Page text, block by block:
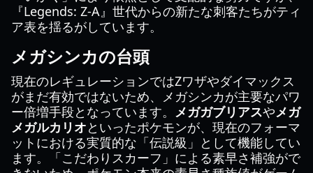
『Legends: Z-A』世代からの新たな刺客たちがティ
ア表を揺るがしています。
メガシンカの台頭
現在のレギュレーションではZワザやダイマックス
がまだ有効ではないため、メガシンカが主要なパワ
ー倍増手段となっています。 メガガブリアスやメガ
メガルカリオといったポケモンが、現在のフォーマ
ットにおける実質的な「伝説級」として機能してい
ます。「こだわりスカーフ」による素早さ補強がで